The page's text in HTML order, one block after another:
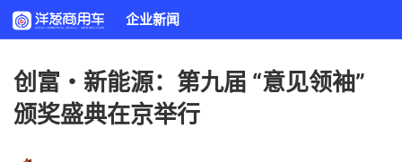
企业新闻
创富・新能源：第九届 “意见领袖”
颁奖盛典在京举行